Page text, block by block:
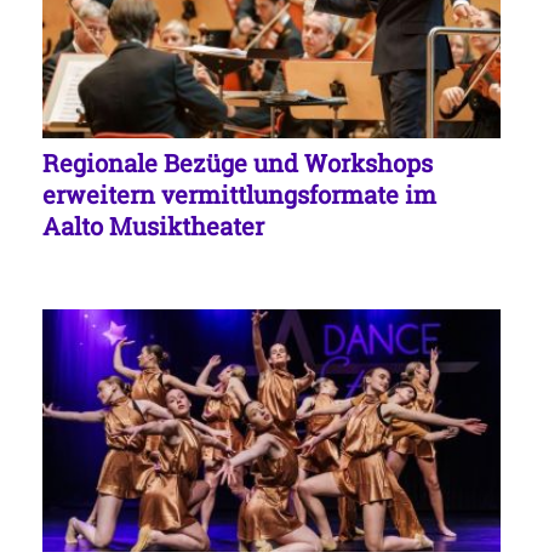
Regionale Bezüge und Workshops
erweitern vermittlungsformate im
Aalto Musiktheater